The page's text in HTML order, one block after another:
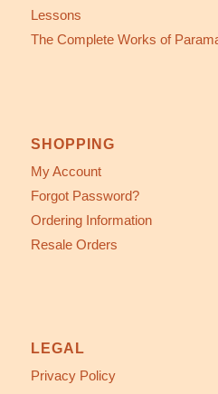
Lessons
The Complete Works of
SHOPPING
My Account
Forgot Password?
Ordering Information
Resale Orders
LEGAL
Privacy Policy